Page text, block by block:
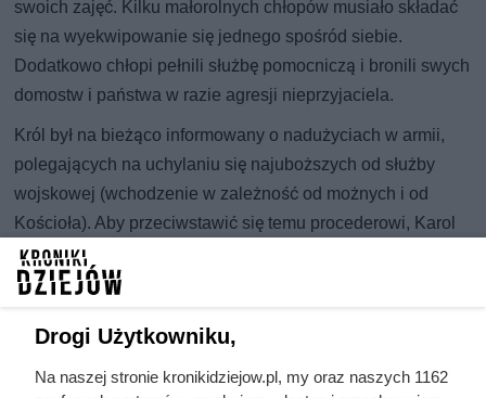
swoich zajęć. Kilku małorolnych chłopów musiało składać
się na wyekwipowanie się jednego spośród siebie.
Dodatkowo chłopi pełnili służbę pomocniczą i bronili swych
domostw i państwa w razie agresji nieprzyjaciela.
Król był na bieżąco informowany o nadużyciach w armii,
polegających na uchylaniu się najuboższych od służby
wojskowej (wchodzenie w zależność od możnych i od
Kościoła). Aby przeciwstawić się temu procederowi, Karol
uczynił seniorów odpowiedzialnych za służbę wojskową
swoich wasali. Zarządzenie króla było dobrym
armii, która była w tym czasie jedną z najlepszych w
Europie.
Drogi Użytkowniku,
Na naszej stronie kronikidziejow.pl, my oraz naszych 1162